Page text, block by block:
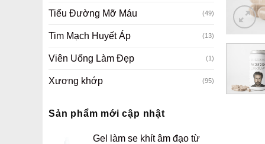
Tiểu Đường Mỡ Máu (49)
Tim Mạch Huyết Áp (13)
Viên Uống Làm Đẹp (1)
Xương khớp (95)
Sản phẩm mới cập nhật
Gel làm se khít âm đạo từ